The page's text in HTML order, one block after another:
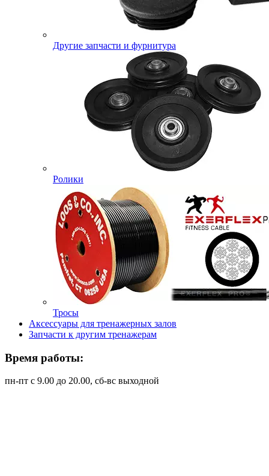
Другие запчасти и фурнитура
Ролики
Тросы
Аксессуары для тренажерных залов
Запчасти к другим тренажерам
Время работы:
пн-пт с 9.00 до 20.00, сб-вс выходной